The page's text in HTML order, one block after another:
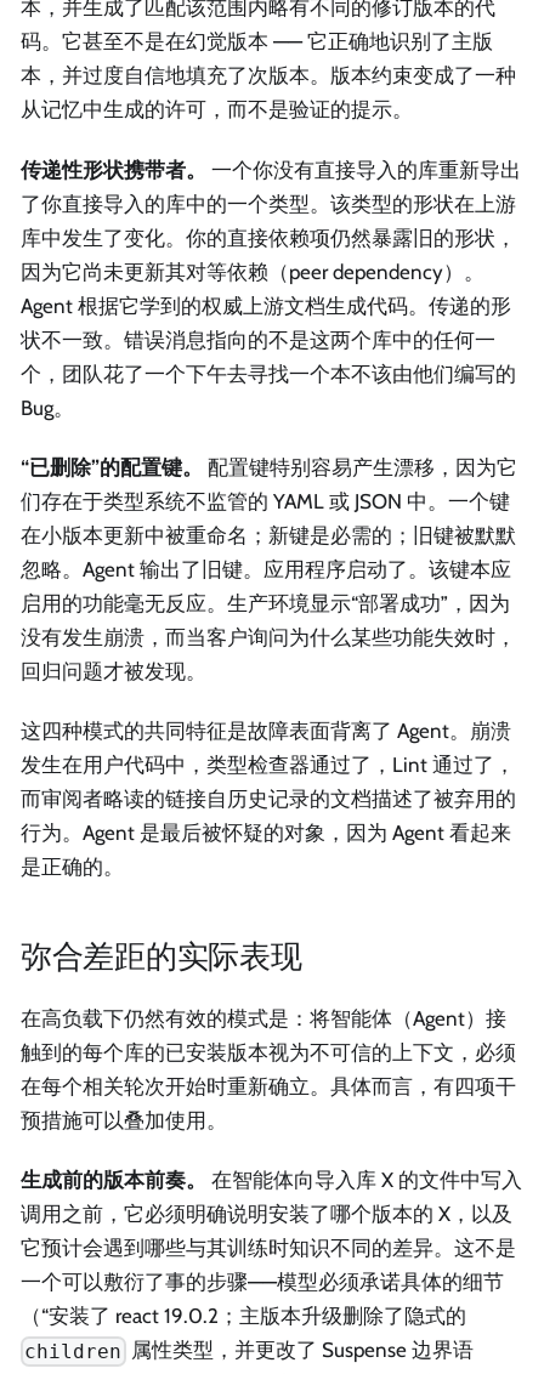
本，并生成了匹配该范围内略有不同的修订版本的代
码。它甚至不是在幻觉版本 —— 它正确地识别了主版
本，并过度自信地填充了次版本。版本约束变成了一种
从记忆中生成的许可，而不是验证的提示。
传递性形状携带者。
一个你没有直接导入的库重新导出
了你直接导入的库中的一个类型。该类型的形状在上游
库中发生了变化。你的直接依赖项仍然暴露旧的形状，
因为它尚未更新其对等依赖（peer dependency）。
Agent 根据它学到的权威上游文档生成代码。传递的形
状不一致。错误消息指向的不是这两个库中的任何一
个，团队花了一个下午去寻找一个本不该由他们编写的
Bug。
“已删除”的配置键。
配置键特别容易产生漂移，因为它
们存在于类型系统不监管的 YAML 或 JSON 中。一个键
在小版本更新中被重命名；新键是必需的；旧键被默默
忽略。Agent 输出了旧键。应用程序启动了。该键本应
启用的功能毫无反应。生产环境显示“部署成功”，因为
没有发生崩溃，而当客户询问为什么某些功能失效时，
回归问题才被发现。
这四种模式的共同特征是故障表面背离了 Agent。崩溃
发生在用户代码中，类型检查器通过了，Lint 通过了，
而审阅者略读的链接自历史记录的文档描述了被弃用的
行为。Agent 是最后被怀疑的对象，因为 Agent 看起来
是正确的。
弥合差距的实际表现
在高负载下仍然有效的模式是：将智能体（Agent）接
触到的每个库的已安装版本视为不可信的上下文，必须
在每个相关轮次开始时重新确立。具体而言，有四项干
预措施可以叠加使用。
生成前的版本前奏。
在智能体向导入库 X 的文件中写入
调用之前，它必须明确说明安装了哪个版本的 X，以及
它预计会遇到哪些与其训练时知识不同的差异。这不是
一个可以敷衍了事的步骤——模型必须承诺具体的细节
（“安装了 react 19.0.2；主版本升级删除了隐式的
children 属性类型，并更改了 Suspense 边界语